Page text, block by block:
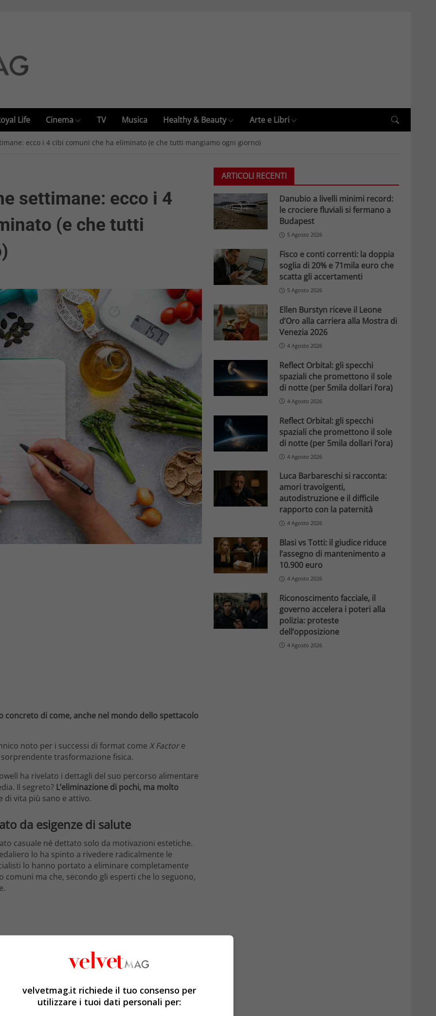
Life Cinema TV Musica Healthy & Beauty Arte e Libri
ecco i 4 cibi comuni che ha eliminato (e che tutti mangiamo ogni giorno)
settimane: ecco i 4
(e che tutti
concreto di come, anche nel mondo dello spettacolo
noto per i successi di format come X Factore
trasformazione fisica.
ha rivelato i dettagli del suo percorso alimentare
Il segreto? L’eliminazione di pochi, ma molto
di vita più sano e attivo.
da esigenze di salute
casuale né dettato solo da motivazioni estetiche.
lo ha spinto a rivedere radicalmente le
lo hanno portato a eliminare completamente
comuni ma che, secondo gli esperti che lo seguono,
ARTICOLI RECENTI
Danubio a livelli minimi record:
le crociere fluviali si fermano a
Budapest
5 Agosto 2026
Fisco e conti correnti: la doppia
soglia di 20% e 71mila euro che
scatta gli accertamenti
5 Agosto 2026
Ellen Burstyn riceve il Leone
d’Oro alla carriera alla Mostra di
Venezia 2026
4 Agosto 2026
Reflect Orbital: gli specchi
spaziali che promettono il sole
di notte (per 5mila dollari l’ora)
4 Agosto 2026
Reflect Orbital: gli specchi
spaziali che promettono il sole
di notte (per 5mila dollari l’ora)
4 Agosto 2026
Luca Barbareschi si racconta:
amori travolgenti,
autodistruzione e il difficile
rapporto con la paternità
4 Agosto 2026
Blasi vs Totti: il giudice riduce
l’assegno di mantenimento a
10.900 euro
4 Agosto 2026
Riconoscimento facciale, il
governo accelera i poteri alla
polizia: proteste
dell’opposizione
4 Agosto 2026
velvetmag.it richiede il tuo consenso per
utilizzare i tuoi dati personali per: